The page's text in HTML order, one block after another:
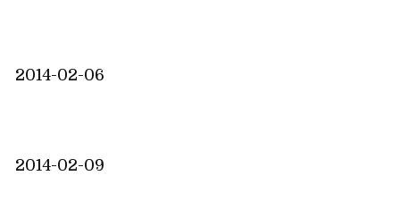
2014-02-06
2014-02-09